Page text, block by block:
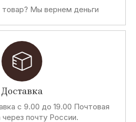
товар? Мы вернем деньги
Доставка
с 9.00 до 19.00 Почтовая
почту России.